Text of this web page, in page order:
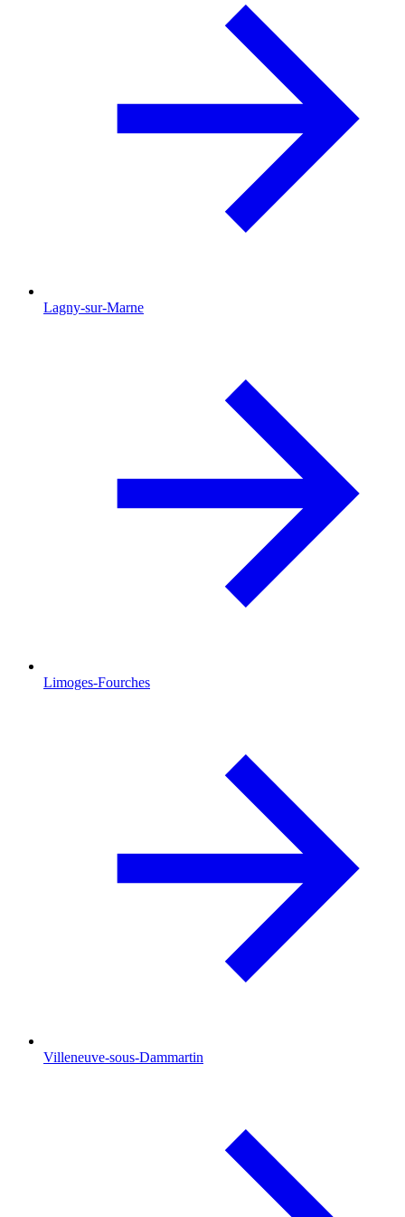
Lagny-sur-Marne
Limoges-Fourches
Villeneuve-sous-Dammartin